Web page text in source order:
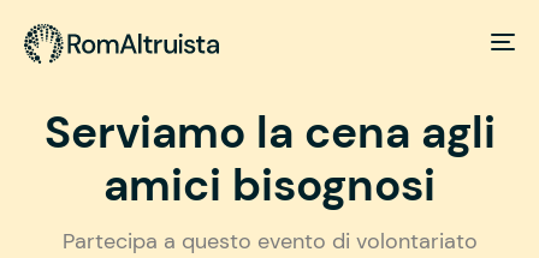
Serviamo la cena agli
amici bisognosi
Partecipa a questo evento di volontariato